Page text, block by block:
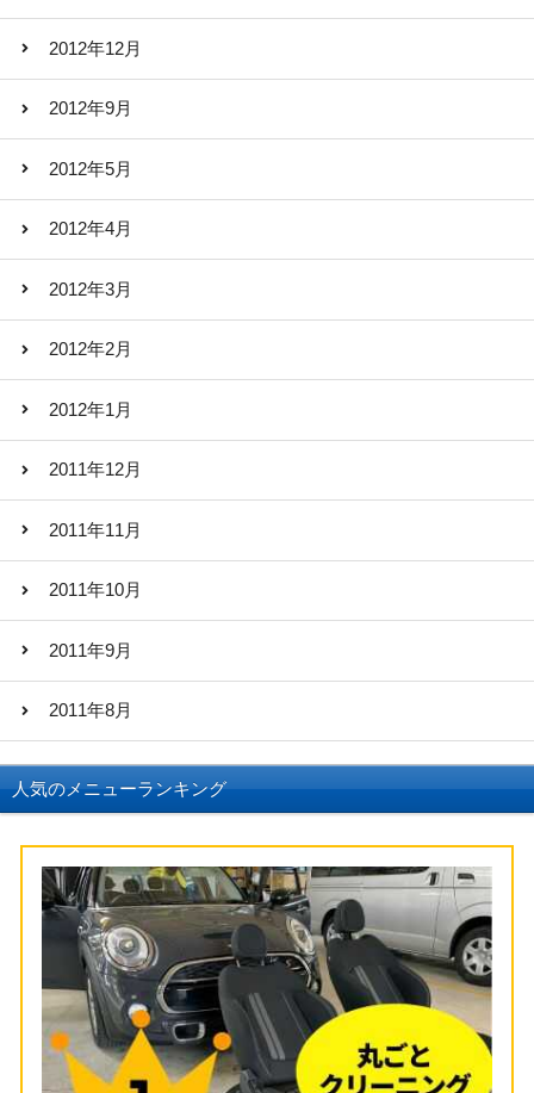
2012年12月
2012年9月
2012年5月
2012年4月
2012年3月
2012年2月
2012年1月
2011年12月
2011年11月
2011年10月
2011年9月
2011年8月
人気のメニューランキング